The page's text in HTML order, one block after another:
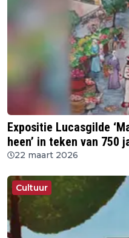
Expositie Lucasgilde
heen’ in teken van 750
22 maart 2026
Cultuur